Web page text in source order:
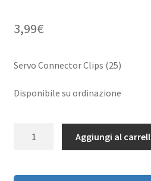
3,99€
Servo Connector Clips (25)
Disponibile su ordinazione
(25)
Aggiungi al